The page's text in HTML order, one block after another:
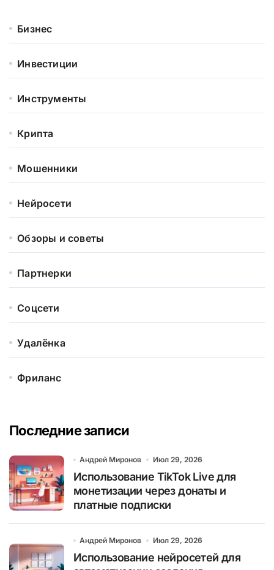
Бизнес
Инвестиции
Инструменты
Крипта
Мошенники
Нейросети
Обзоры и советы
Партнерки
Соцсети
Удалёнка
Фриланс
Последние записи
Андрей Миронов Июл 29, 2026
Использование TikTok Live для
монетизации через донаты и
платные подписки
Андрей Миронов Июл 29, 2026
Использование нейросетей для